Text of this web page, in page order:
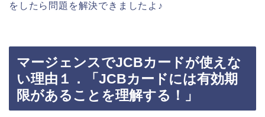
をしたら問題を解決できましたよ♪
マージェンスでJCBカードが使えな
い理由１．「JCBカードには有効期
限があることを理解する！」